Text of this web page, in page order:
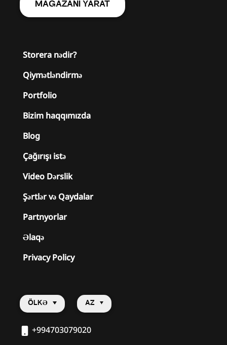
MAĞAZANI YARAT
Storera nədir?
Qiymətləndirmə
Portfolio
Bizim haqqımızda
Blog
Çağırışı istə
Video Dərslik
Şərtlər və Qaydalar
Partnyorlar
Əlaqə
Privacy Policy
ÖLKƏ AZ
+994703079020